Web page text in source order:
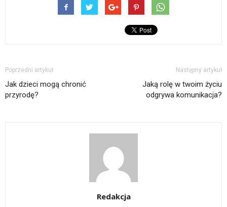
Poprzedni artykuł
Jak dzieci mogą chronić
przyrodę?
Następny artykuł
Jaką rolę w twoim życiu
odgrywa komunikacja?
Redakcja